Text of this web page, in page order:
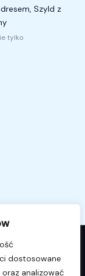
dostosowane
analizować
Szyld z
tylko